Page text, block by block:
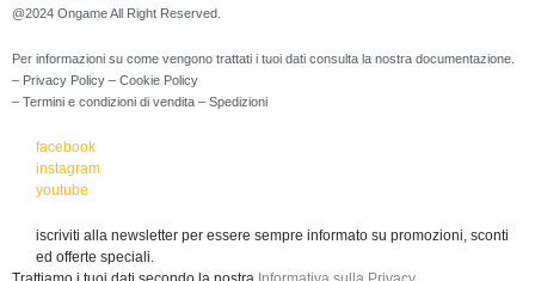
@2024 Ongame All Right Reserved.
Per informazioni su come vengono trattati i tuoi dati consulta la nostra documentazione.
– Privacy Policy – Cookie Policy
– Termini e condizioni di vendita – Spedizioni
facebook
instagram
youtube
iscriviti alla newsletter per essere sempre informato su promozioni, sconti
ed offerte speciali.